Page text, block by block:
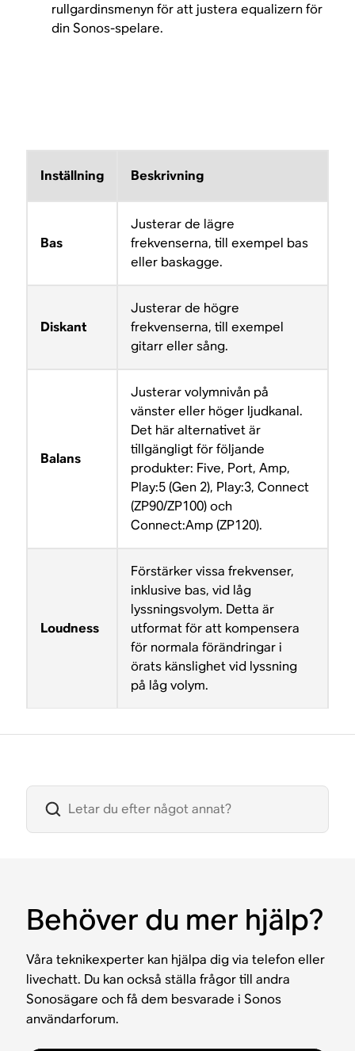
rullgardinsmenyn för att justera equalizern för
din Sonos-spelare.
Inställning Beskrivning
Bas
Justerar de lägre
frekvenserna, till exempel bas
eller baskagge.
Diskant
Justerar de högre
frekvenserna, till exempel
gitarr eller sång.
Balans
Justerar volymnivån på
vänster eller höger ljudkanal.
Det här alternativet är
tillgängligt för följande
produkter: Five, Port, Amp,
Play:5 (Gen 2), Play:3, Connect
(ZP90/ZP100) och
Connect:Amp (ZP120).
Loudness
Förstärker vissa frekvenser,
inklusive bas, vid låg
lyssningsvolym. Detta är
utformat för att kompensera
för normala förändringar i
örats känslighet vid lyssning
på låg volym.
Behöver du mer hjälp?
Våra teknikexperter kan hjälpa dig via telefon eller
livechatt. Du kan också ställa frågor till andra
Sonosägare och få dem besvarade i Sonos
användarforum.